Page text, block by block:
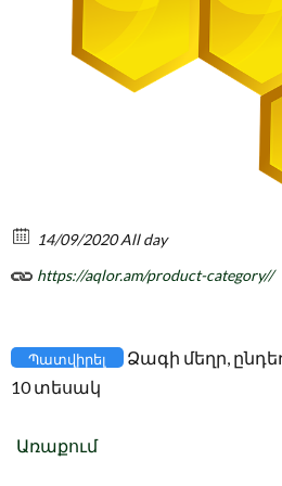
14/09/2020 All day
https://aqlor.am/product-category//
Պատվիրել
Ձագի մեղր,
10 տեսակ
Առաքում